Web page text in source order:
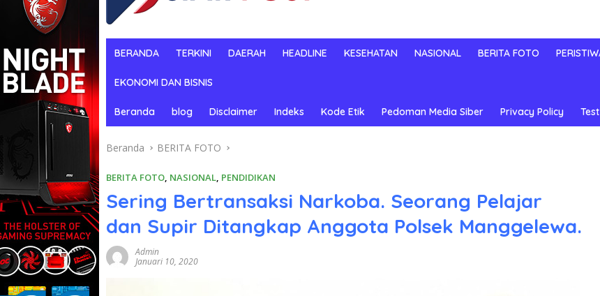
BERANDA TERKINI DAERAH HEADLINE KESEHATAN NASIONAL BERITA FOTO
EKONOMI DAN BISNIS
Beranda blog Disclaimer Indeks Kode Etik Pedoman Media Siber Privacy Policy
Beranda BERITA FOTO
BERITA FOTO, NASIONAL, PENDIDIKAN
Sering Bertransaksi Narkoba. Seorang Pelajar
dan Supir Ditangkap Anggota Polsek Manggelewa.
Admin
Januari 10, 2020